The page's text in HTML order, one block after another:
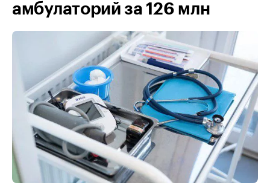
амбулаторий за 126 млн